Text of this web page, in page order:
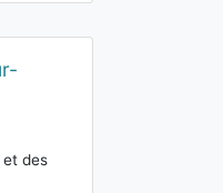
et des